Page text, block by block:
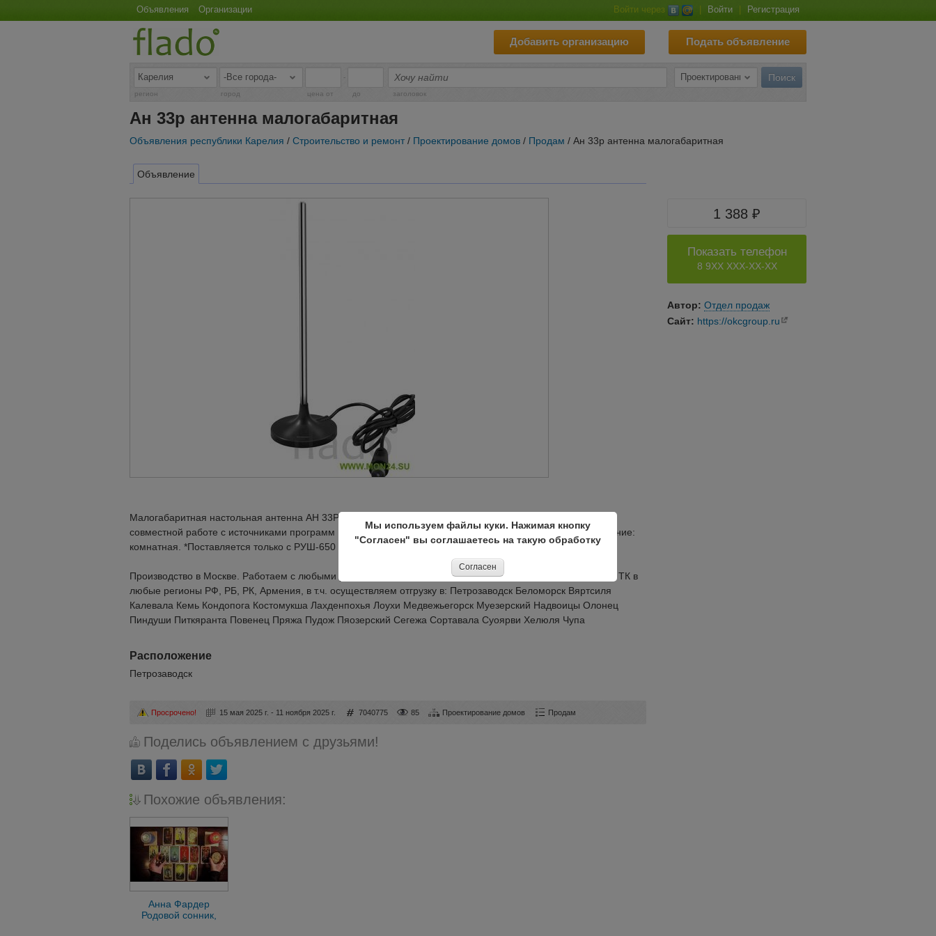
Объявления Организации Войти через Войти Регистрация
Подать объявление
Добавить организацию
-
регион город цена от до заголовок
Ан 33р антенна малогабаритная
Объявления республики Карелия / Строительство и ремонт / Проектирование домов / Продам / Ан 33р антенна малогабаритная
Объявление
Малогабаритная настольная антенна АН 33Р предназначена для приема УКВ-FM радиосигналов при
совместной работе с источниками программ РУШ 650И и РУШ-650ИМ. Тип антенны: пассивная, исполнение:
комнатная. *Поставляется только с РУШ-650 И/ИМ
Производство в Москве. Работаем с любыми регионами. Самовывоз или доставка готовых изделий через ТК в
любые регионы РФ, РБ, РК, Армения, в т.ч. осуществляем отгрузку в: Петрозаводск Беломорск Вяртсиля
Калевала Кемь Кондопога Костомукша Лахденпохья Лоухи Медвежьегорск Муезерский Надвоицы Олонец
Пиндуши Питкяранта Повенец Пряжа Пудож Пяозерский Сегежа Сортавала Суоярви Хелюля Чупа
Расположение
Петрозаводск
Просрочено! 15 мая 2025 г. - 11 ноября 2025 г. 7040775 85 Проектирование домов Продам
Поделись объявлением с друзьями!
Похожие объявления:
Анна Фардер
Родовой сонник,
1 388 ₽
Показать телефон
8 9XX XXX-XX-XX
Автор: Отдел продаж
Сайт: https://okcgroup.ru
Мы используем файлы куки. Нажимая кнопку
"Согласен" вы соглашаетесь на такую обработку
Согласен